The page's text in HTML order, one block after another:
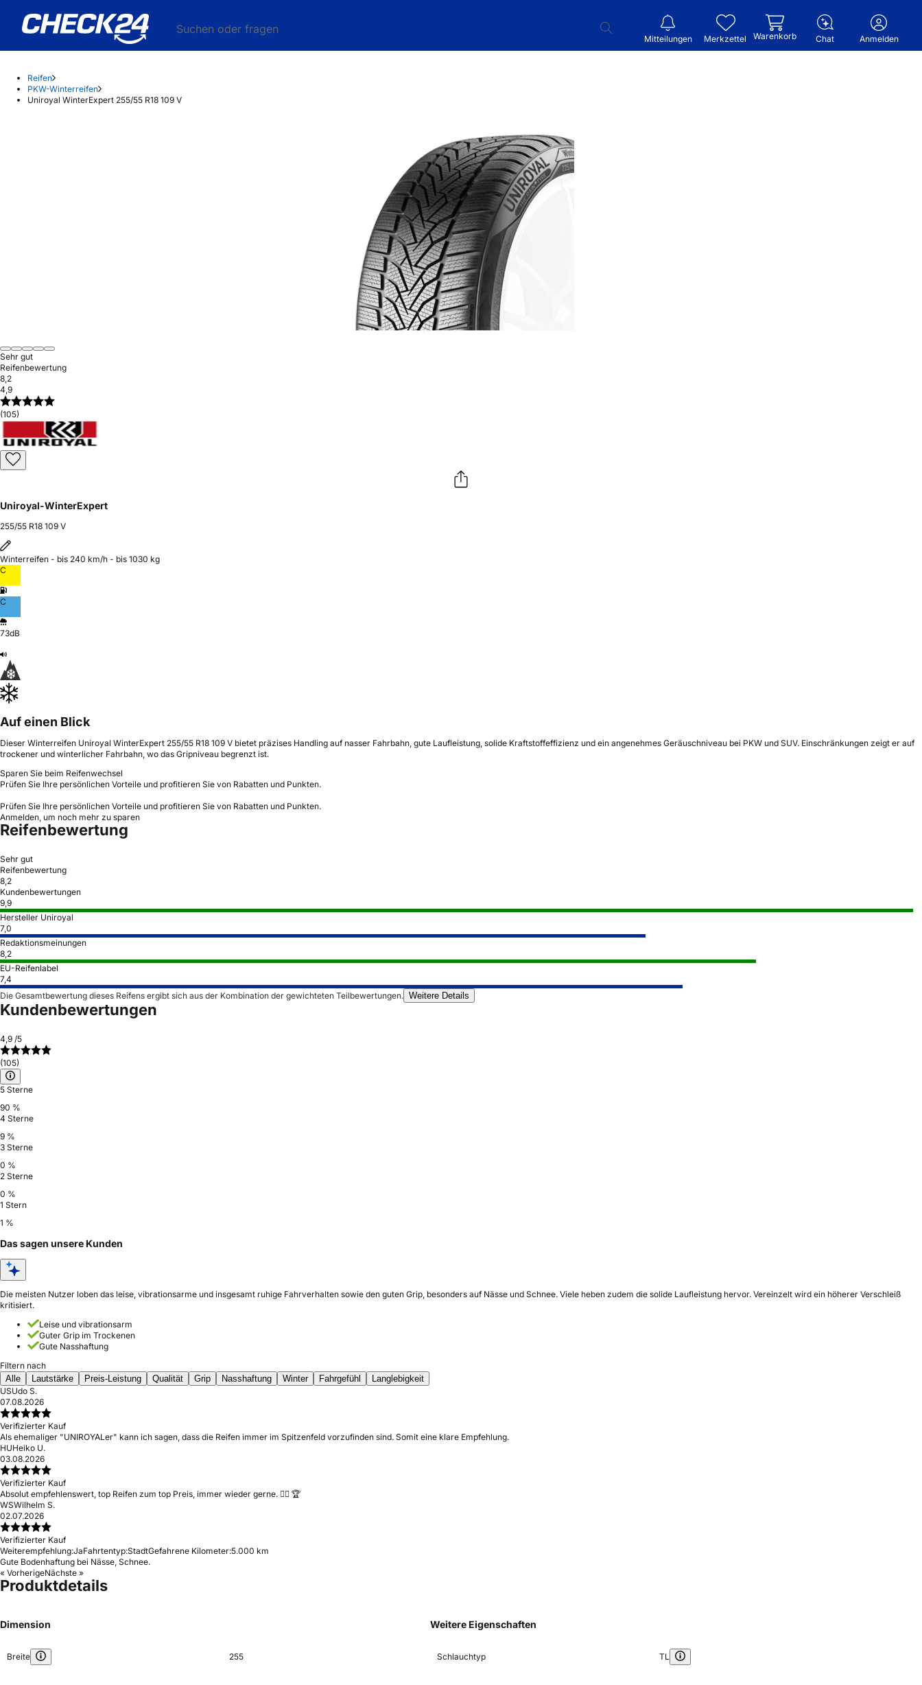
Suchen oder fragen
Mitteilungen Merkzettel Warenkorb Chat Anmelden
Reifen
PKW-Winterreifen
Uniroyal WinterExpert 255/55 R18 109 V
Sehr gut
Reifenbewertung
8,2
4,9
(105)
Uniroyal-WinterExpert
255/55 R18 109 V
Winterreifen - bis 240 km/h - bis 1030 kg
C
C
73dB
Auf einen Blick
Dieser Winterreifen Uniroyal WinterExpert 255/55 R18 109 V bietet präzises Handling auf nasser Fahrbahn, gute Laufleistung, solide Kraftstoffeffizienz und ein angenehmes Geräuschniveau bei PKW und SUV. Einschränkungen zeigt er auf
trockener und winterlicher Fahrbahn, wo das Gripniveau begrenzt ist.
Sparen Sie beim Reifenwechsel
Prüfen Sie Ihre persönlichen Vorteile und profitieren Sie von Rabatten und Punkten.
Prüfen Sie Ihre persönlichen Vorteile und profitieren Sie von Rabatten und Punkten.
Anmelden, um noch mehr zu sparen
Reifenbewertung
Sehr gut
Reifenbewertung
8,2
Kundenbewertungen
9,9
Hersteller Uniroyal
7,0
Redaktionsmeinungen
8,2
EU-Reifenlabel
7,4
Die Gesamtbewertung dieses Reifens ergibt sich aus der Kombination der gewichteten Teilbewertungen. Weitere Details
Kundenbewertungen
4,9 /5
(105)
5 Sterne
90 %
4 Sterne
9 %
3 Sterne
0 %
2 Sterne
0 %
1 Stern
1 %
Das sagen unsere Kunden
Die meisten Nutzer loben das leise, vibrationsarme und insgesamt ruhige Fahrverhalten sowie den guten Grip, besonders auf Nässe und Schnee. Viele heben zudem die solide Laufleistung hervor. Vereinzelt wird ein höherer Verschleiß
kritisiert.
Leise und vibrationsarm
Guter Grip im Trockenen
Gute Nasshaftung
Filtern nach
Alle
Lautstärke Preis-Leistung Qualität Grip Nasshaftung Winter Fahrgefühl
Langlebigkeit
USUdo S.
07.08.2026
Verifizierter Kauf
Als ehemaliger "UNIROYALer" kann ich sagen, dass die Reifen immer im Spitzenfeld vorzufinden sind. Somit eine klare Empfehlung.
HUHeiko U.
03.08.2026
Verifizierter Kauf
Absolut empfehlenswert, top Reifen zum top Preis, immer wieder gerne. 👍🏻 🏆
WSWilhelm S.
02.07.2026
Verifizierter Kauf
Weiterempfehlung:JaFahrtentyp:StadtGefahrene Kilometer:5.000 km
Gute Bodenhaftung bei Nässe, Schnee.
« VorherigeNächste »
Produktdetails
Dimension
Breite 255
Weitere Eigenschaften
Schlauchtyp TL